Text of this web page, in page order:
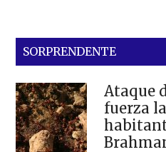
SORPRENDENTE
Ataque
fuerza